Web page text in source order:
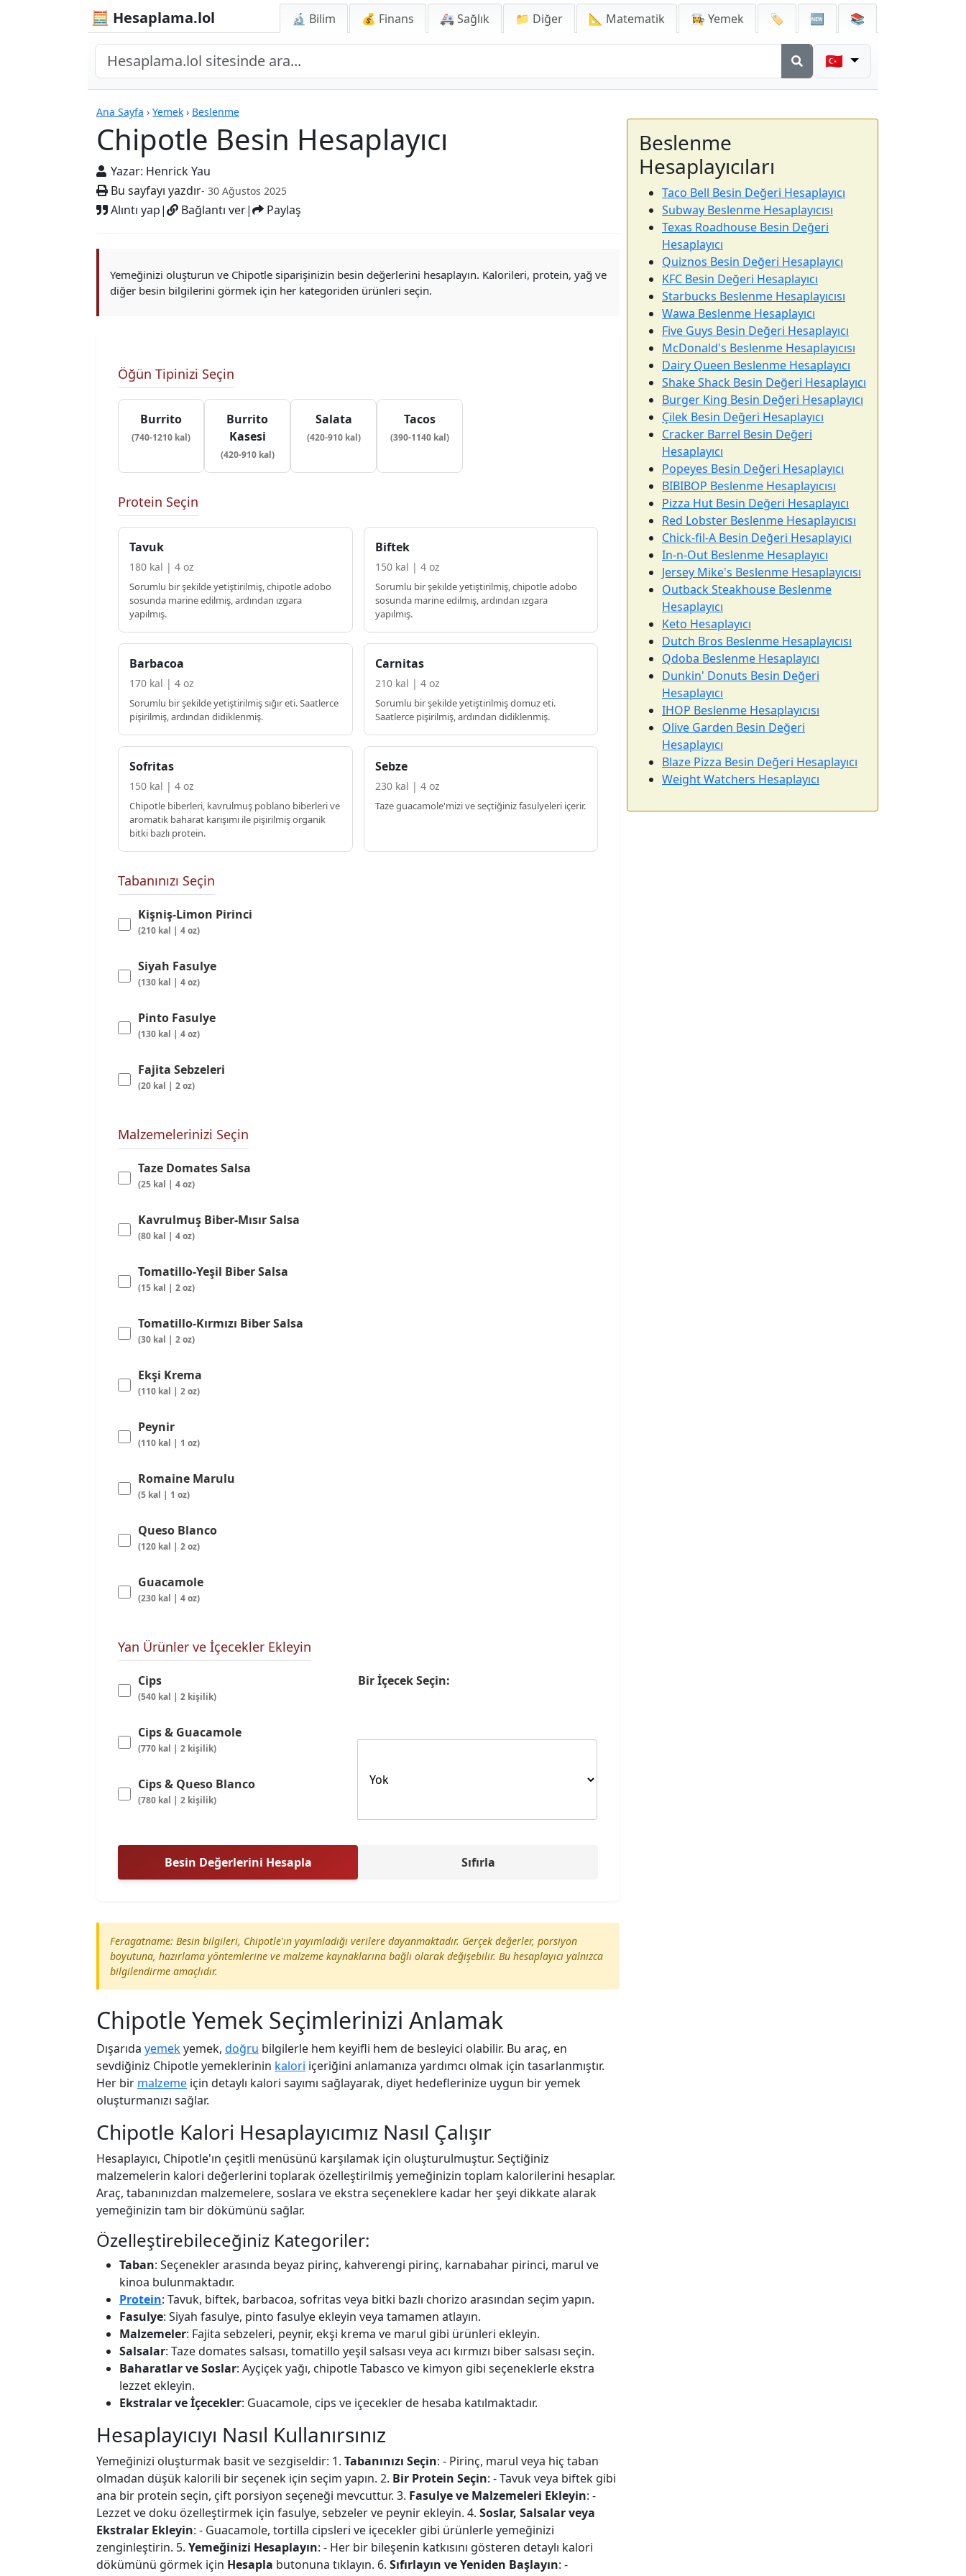
🧮 Hesaplama.lol 🔬 Bilim 💰 Finans 🚑 Sağlık 📁 Diğer 📐 Matematik 👩‍🍳 Yemek 🏷️ 🆕 📚
🇹🇷
Ana Sayfa › Yemek › Beslenme
Chipotle Besin Hesaplayıcı
Yazar: Henrick Yau
Bu sayfayı yazdır- 30 Ağustos 2025
Alıntı yap| Bağlantı ver| Paylaş
Hesap Makineleri
Yemeğinizi oluşturun ve Chipotle siparişinizin besin değerlerini hesaplayın. Kalorileri, protein, yağ ve
diğer besin bilgilerini görmek için her kategoriden ürünleri seçin.
Öğün Tipinizi Seçin
Burrito
(740-1210 kal)
Burrito
Kasesi
(420-910 kal)
Salata
(420-910 kal)
Tacos
(390-1140 kal)
Protein Seçin
Tavuk
180 kal | 4 oz
Sorumlu bir şekilde yetiştirilmiş, chipotle adobo
sosunda marine edilmiş, ardından ızgara
yapılmış.
Biftek
150 kal | 4 oz
Sorumlu bir şekilde yetiştirilmiş, chipotle adobo
sosunda marine edilmiş, ardından ızgara
yapılmış.
Barbacoa
170 kal | 4 oz
Sorumlu bir şekilde yetiştirilmiş sığır eti. Saatlerce
pişirilmiş, ardından didiklenmiş.
Carnitas
210 kal | 4 oz
Sorumlu bir şekilde yetiştirilmiş domuz eti.
Saatlerce pişirilmiş, ardından didiklenmiş.
Sofritas
150 kal | 4 oz
Chipotle biberleri, kavrulmuş poblano biberleri ve
aromatik baharat karışımı ile pişirilmiş organik
bitki bazlı protein.
Sebze
230 kal | 4 oz
Taze guacamole'mizi ve seçtiğiniz fasulyeleri içerir.
Tabanınızı Seçin
Kişniş-Limon Pirinci
(210 kal | 4 oz)
Siyah Fasulye
(130 kal | 4 oz)
Pinto Fasulye
(130 kal | 4 oz)
Fajita Sebzeleri
(20 kal | 2 oz)
Malzemelerinizi Seçin
Taze Domates Salsa
(25 kal | 4 oz)
Kavrulmuş Biber-Mısır Salsa
(80 kal | 4 oz)
Tomatillo-Yeşil Biber Salsa
(15 kal | 2 oz)
Tomatillo-Kırmızı Biber Salsa
(30 kal | 2 oz)
Ekşi Krema
(110 kal | 2 oz)
Peynir
(110 kal | 1 oz)
Romaine Marulu
(5 kal | 1 oz)
Queso Blanco
(120 kal | 2 oz)
Guacamole
(230 kal | 4 oz)
Yan Ürünler ve İçecekler Ekleyin
Cips
(540 kal | 2 kişilik)
Cips & Guacamole
(770 kal | 2 kişilik)
Cips & Queso Blanco
(780 kal | 2 kişilik)
Bir İçecek Seçin:
Besin Değerlerini Hesapla Sıfırla
Feragatname: Besin bilgileri, Chipotle'ın yayımladığı verilere dayanmaktadır. Gerçek değerler, porsiyon
boyutuna, hazırlama yöntemlerine ve malzeme kaynaklarına bağlı olarak değişebilir. Bu hesaplayıcı yalnızca
bilgilendirme amaçlıdır.
Chipotle Yemek Seçimlerinizi Anlamak
Dışarıda yemekyemek, doğru bilgilerle hem keyifli hem de besleyici olabilir. Bu araç, en
sevdiğiniz Chipotle yemeklerinin kalori içeriğini anlamanıza yardımcı olmak için tasarlanmıştır.
Her bir malzeme için detaylı kalori sayımı sağlayarak, diyet hedeflerinize uygun bir yemek
oluşturmanızı sağlar.
Chipotle Kalori Hesaplayıcımız Nasıl Çalışır
Hesaplayıcı, Chipotle'ın çeşitli menüsünü karşılamak için oluşturulmuştur. Seçtiğiniz
malzemelerin kalori değerlerini toplarak özelleştirilmiş yemeğinizin toplam kalorilerini hesaplar.
Araç, tabanınızdan malzemelere, soslara ve ekstra seçeneklere kadar her şeyi dikkate alarak
yemeğinizin tam bir dökümünü sağlar.
Özelleştirebileceğiniz Kategoriler:
Taban: Seçenekler arasında beyaz pirinç, kahverengi pirinç, karnabahar pirinci, marul ve
kinoa bulunmaktadır.
Protein: Tavuk, biftek, barbacoa, sofritas veya bitki bazlı chorizo arasından seçim yapın.
Fasulye: Siyah fasulye, pinto fasulye ekleyin veya tamamen atlayın.
Malzemeler: Fajita sebzeleri, peynir, ekşi krema ve marul gibi ürünleri ekleyin.
Salsalar: Taze domates salsası, tomatillo yeşil salsası veya acı kırmızı biber salsası seçin.
Baharatlar ve Soslar: Ayçiçek yağı, chipotle Tabasco ve kimyon gibi seçeneklerle ekstra
lezzet ekleyin.
Ekstralar ve İçecekler: Guacamole, cips ve içecekler de hesaba katılmaktadır.
Hesaplayıcıyı Nasıl Kullanırsınız
Yemeğinizi oluşturmak basit ve sezgiseldir: 1. Tabanınızı Seçin: - Pirinç, marul veya hiç taban
olmadan düşük kalorili bir seçenek için seçim yapın. 2. Bir Protein Seçin: - Tavuk veya biftek gibi
ana bir protein seçin, çift porsiyon seçeneği mevcuttur. 3. Fasulye ve Malzemeleri Ekleyin: -
Lezzet ve doku özelleştirmek için fasulye, sebzeler ve peynir ekleyin. 4. Soslar, Salsalar veya
Ekstralar Ekleyin: - Guacamole, tortilla cipsleri ve içecekler gibi ürünlerle yemeğinizi
zenginleştirin. 5. Yemeğinizi Hesaplayın: - Her bir bileşenin katkısını gösteren detaylı kalori
dökümünü görmek için Hesapla butonuna tıklayın. 6. Sıfırlayın ve Yeniden Başlayın: -
Beslenme
Hesaplayıcıları
Taco Bell Besin Değeri Hesaplayıcı
Subway Beslenme Hesaplayıcısı
Texas Roadhouse Besin Değeri
Hesaplayıcı
Quiznos Besin Değeri Hesaplayıcı
KFC Besin Değeri Hesaplayıcı
Starbucks Beslenme Hesaplayıcısı
Wawa Beslenme Hesaplayıcı
Five Guys Besin Değeri Hesaplayıcı
McDonald's Beslenme Hesaplayıcısı
Dairy Queen Beslenme Hesaplayıcı
Shake Shack Besin Değeri Hesaplayıcı
Burger King Besin Değeri Hesaplayıcı
Çilek Besin Değeri Hesaplayıcı
Cracker Barrel Besin Değeri
Hesaplayıcı
Popeyes Besin Değeri Hesaplayıcı
BIBIBOP Beslenme Hesaplayıcısı
Pizza Hut Besin Değeri Hesaplayıcı
Red Lobster Beslenme Hesaplayıcısı
Chick-fil-A Besin Değeri Hesaplayıcı
In-n-Out Beslenme Hesaplayıcı
Jersey Mike's Beslenme Hesaplayıcısı
Outback Steakhouse Beslenme
Hesaplayıcı
Keto Hesaplayıcı
Dutch Bros Beslenme Hesaplayıcısı
Qdoba Beslenme Hesaplayıcı
Dunkin' Donuts Besin Değeri
Hesaplayıcı
IHOP Beslenme Hesaplayıcısı
Olive Garden Besin Değeri
Hesaplayıcı
Blaze Pizza Besin Değeri Hesaplayıcı
Weight Watchers Hesaplayıcı